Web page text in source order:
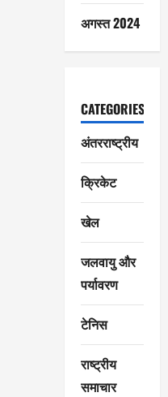
अगस्त 2024
CATEGORIES
अंतरराष्ट्रीय
क्रिकेट
खेल
जलवायु और
पर्यावरण
टेनिस
राष्ट्रीय
समाचार